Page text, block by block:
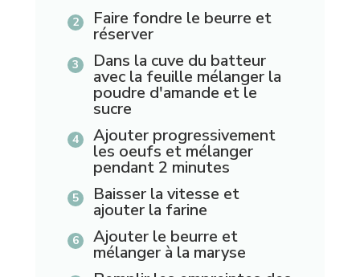
Faire fondre le beurre et
réserver
Dans la cuve du batteur
avec la feuille mélanger la
poudre d'amande et le
sucre
Ajouter progressivement
les oeufs et mélanger
pendant 2 minutes
Baisser la vitesse et
ajouter la farine
Ajouter le beurre et
mélanger à la maryse